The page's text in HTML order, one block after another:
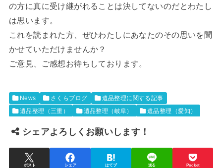
の方に真に受け継がれることは決してないのだとわたし
は思います。
これを読まれた方、ぜひわたしにあなたのその思いを聞
かせていただけませんか？
ご意見、ご感想お待ちしております。
News さくらブログ
遺品整理に関する記事
遺品整理（三重）
遺品整理（岐阜） 遺品整理（愛知）
シェアよろしくお願いします！
ポスト シェア はてブ 送る Pocket